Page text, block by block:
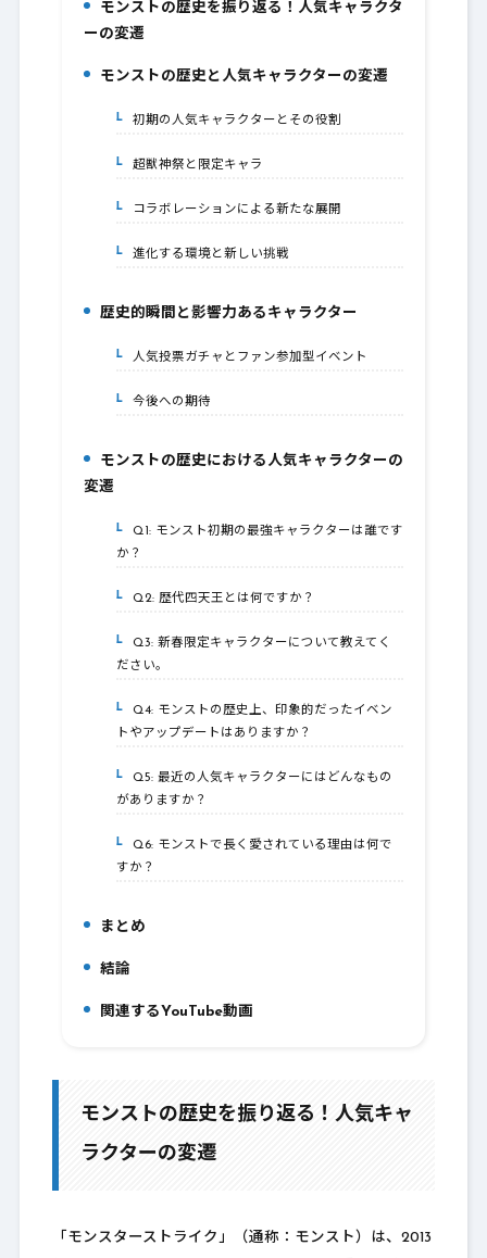
モンストの歴史を振り返る！人気キャラクタ
ーの変遷
モンストの歴史と人気キャラクターの変遷
2-1.初期の人気キャラクターとその役割
2-2.超獣神祭と限定キャラ
2-3.コラボレーションによる新たな展開
2-4.進化する環境と新しい挑戦
3.歴史的瞬間と影響力あるキャラクター
3-1.人気投票ガチャとファン参加型イベント
3-2.今後への期待
モンストの歴史における人気キャラクターの
変遷
4-1.Q1: モンスト初期の最強キャラクターは誰です
か？
4-2.Q2: 歴代四天王とは何ですか？
4-3.Q3: 新春限定キャラクターについて教えてく
ださい。
4-4.Q4: モンストの歴史上、印象的だったイベン
トやアップデートはありますか？
4-5.Q5: 最近の人気キャラクターにはどんなもの
がありますか？
4-6.Q6: モンストで長く愛されている理由は何で
すか？
まとめ
6.結論
関連するYouTube動画
モンストの歴史を振り返る！人気キャ
ラクターの変遷
「モンスターストライク」（通称：モンスト）は、2013